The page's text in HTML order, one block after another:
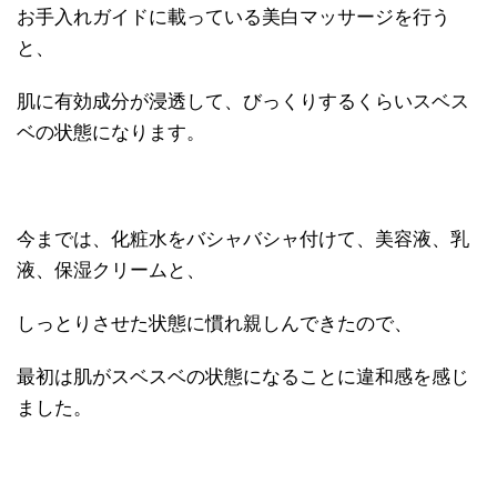
お手入れガイドに載っている美白マッサージを行う
と、
肌に有効成分が浸透して、びっくりするくらいスベス
ベの状態になります。
今までは、化粧水をバシャバシャ付けて、美容液、乳
液、保湿クリームと、
しっとりさせた状態に慣れ親しんできたので、
最初は肌がスベスベの状態になることに違和感を感じ
ました。